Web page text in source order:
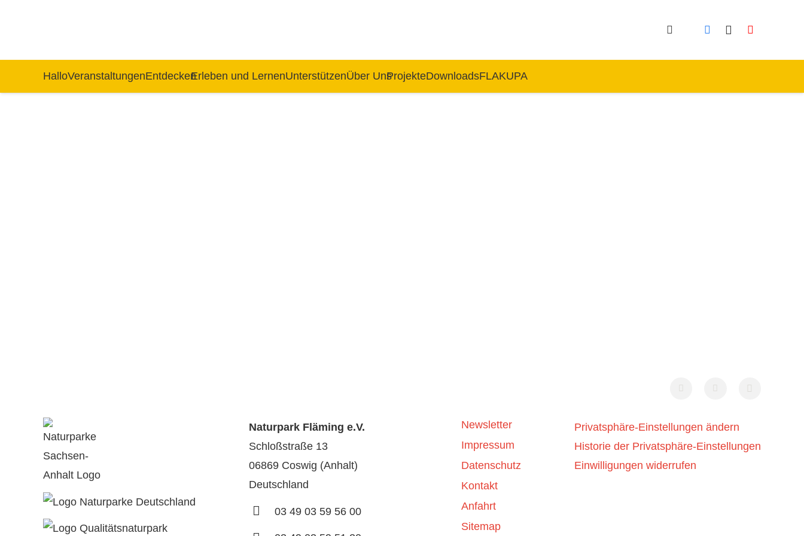
HalloVeranstaltungenEntdeckenErleben und LernenUnterstützenÜber UnsProjekteDownloadsFLAKUPA
Naturpark Fläming e.V.
Schloßstraße 13
06869 Coswig (Anhalt)
Deutschland
03 49 03 59 56 00
Newsletter
Impressum
Datenschutz
Kontakt
Anfahrt
Sitemap
Privatsphäre-Einstellungen ändern
Historie der Privatsphäre-Einstellungen
Einwilligungen widerrufen